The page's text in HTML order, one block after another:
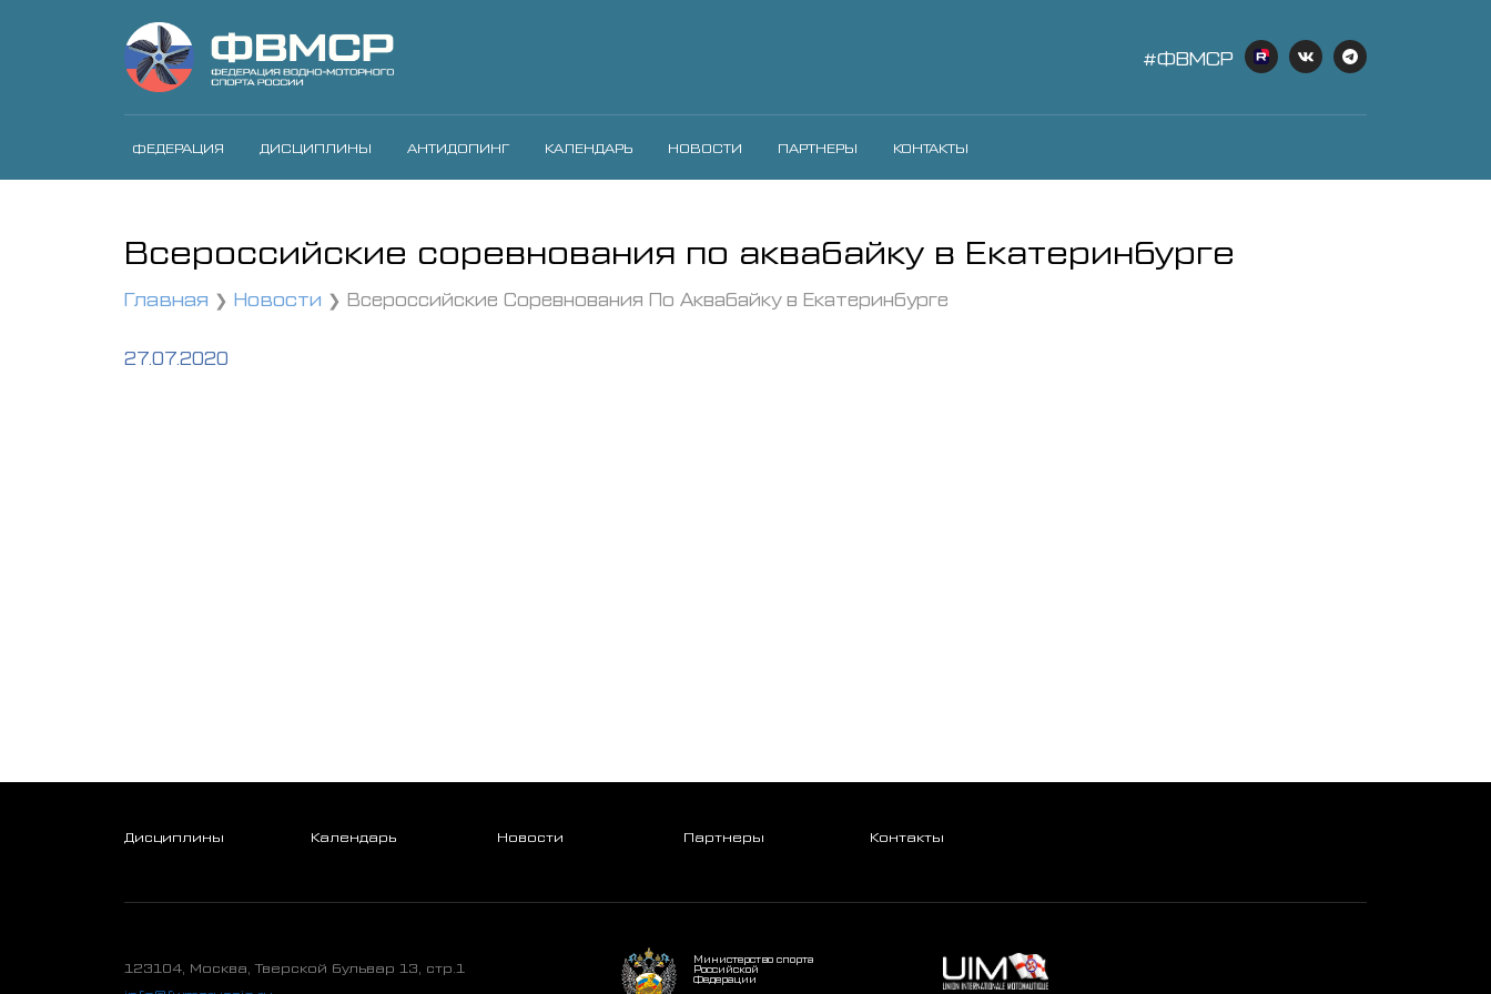
#ФВМСР
ФЕДЕРАЦИЯ ДИСЦИПЛИНЫ АНТИДОПИНГ КАЛЕНДАРЬ НОВОСТИ ПАРТНЕРЫ КОНТАКТЫ
Всероссийские соревнования по аквабайку в Екатеринбурге
Главная Новости Всероссийские Соревнования По Аквабайку в Екатеринбурге
27.07.2020
Дисциплины Календарь Новости Партнеры Контакты
123104, Москва, Тверской бульвар 13, стр.1
Министерство спорта
Российской
Федерации